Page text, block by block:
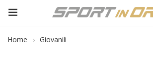
Home Giovanili